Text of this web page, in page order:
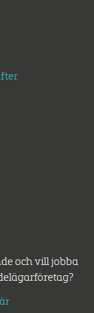
och vill jobba